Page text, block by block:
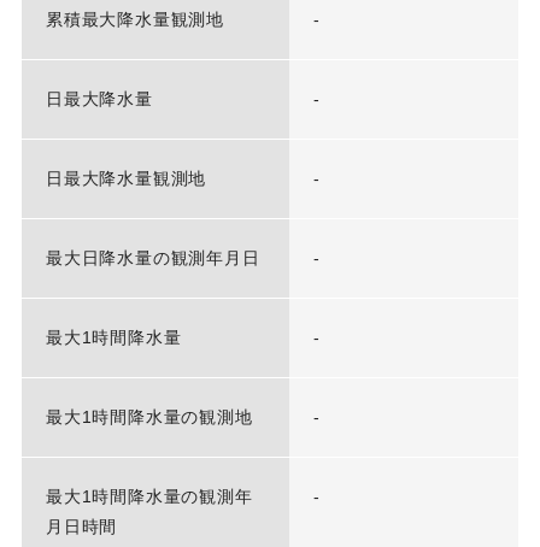
累積最大降水量観測地 -
日最大降水量 -
日最大降水量観測地 -
最大日降水量の観測年月日 -
最大1時間降水量 -
最大1時間降水量の観測地 -
最大1時間降水量の観測年
月日時間
-